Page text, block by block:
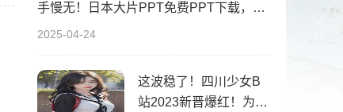
手慢无！日本大片PPT免费PPT下载，这波稳了！速来拿！
2025-04-24
这波稳了！四川少女B
站2023新晋爆红！为什